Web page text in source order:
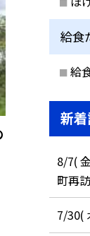
給食
給
新
8/7(
町再訪
7/30(